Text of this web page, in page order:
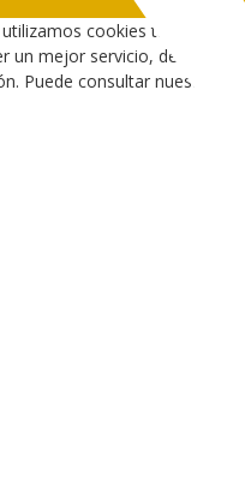
cookies tanto
un mejor servicio, de
Puede consultar nuestra